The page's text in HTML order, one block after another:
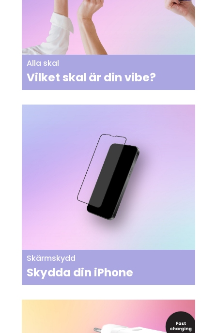
Alla skal
Vilket skal är din vibe?
Skärmskydd
Skydda din iPhone